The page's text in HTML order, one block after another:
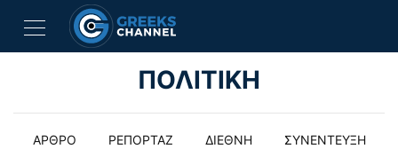
ΠΟΛΙΤΙΚΗ
ΑΡΘΡΟ ΡΕΠΟΡΤΑΖ ΔΙΕΘΝΗ ΣΥΝΕΝΤΕΥΞΗ